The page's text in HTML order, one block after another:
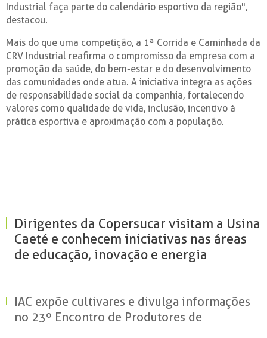
Industrial faça parte do calendário esportivo da região",
destacou.
Mais do que uma competição, a 1ª Corrida e Caminhada da
CRV Industrial reafirma o compromisso da empresa com a
promoção da saúde, do bem-estar e do desenvolvimento
das comunidades onde atua. A iniciativa integra as ações
de responsabilidade social da companhia, fortalecendo
valores como qualidade de vida, inclusão, incentivo à
prática esportiva e aproximação com a população.
Dirigentes da Copersucar visitam a Usina
Caeté e conhecem iniciativas nas áreas
de educação, inovação e energia
IAC expõe cultivares e divulga informações
no 23º Encontro de Produtores de